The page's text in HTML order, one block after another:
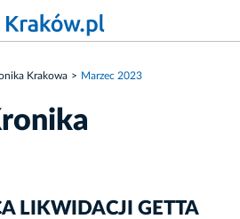
Krakowa Marzec 2023
LIKWIDACJI GETTA